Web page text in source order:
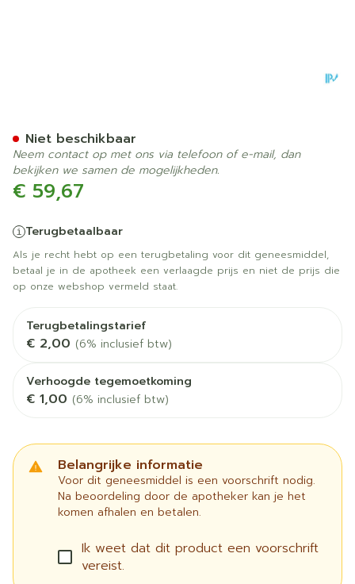
€ 59,67
Terugbetaalbaar
Als je recht hebt op een terugbetaling voor dit geneesmiddel,
betaal je in de apotheek een verlaagde prijs en niet de prijs die
op onze webshop vermeld staat.
Terugbetalingstarief
€ 2,00 (6% inclusief btw)
Verhoogde tegemoetkoming
€ 1,00 (6% inclusief btw)
Belangrijke informatie
Voor dit geneesmiddel is een voorschrift nodig.
Na beoordeling door de apotheker kan je het
komen afhalen en betalen.
Ik weet dat dit product een voorschrift
vereist.
Niet beschikbaar
Neem contact op met ons via telefoon of e-mail, dan
bekijken we samen de mogelijkheden.